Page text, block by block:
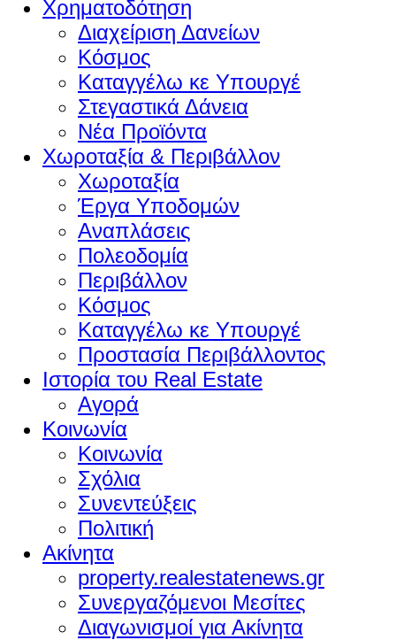
Χρηματοδότηση
Διαχείριση Δανείων
Κόσμος
Καταγγέλω κε Υπουργέ
Στεγαστικά Δάνεια
Νέα Προϊόντα
Χωροταξία & Περιβάλλον
Χωροταξία
Έργα Υποδομών
Αναπλάσεις
Πολεοδομία
Περιβάλλον
Κόσμος
Καταγγέλω κε Υπουργέ
Προστασία Περιβάλλοντος
Ιστορία του Real Estate
Αγορά
Κοινωνία
Κοινωνία
Σχόλια
Συνεντεύξεις
Πολιτική
Ακίνητα
property.realestatenews.gr
Συνεργαζόμενοι Μεσίτες
Διαγωνισμοί για Ακίνητα